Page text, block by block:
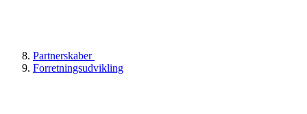
Partnerskaber
Forretningsudvikling